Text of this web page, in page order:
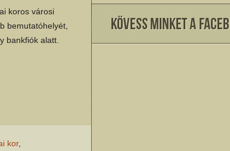
koros városi
bemutatóhelyét,
bankfiók alatt.
kor,